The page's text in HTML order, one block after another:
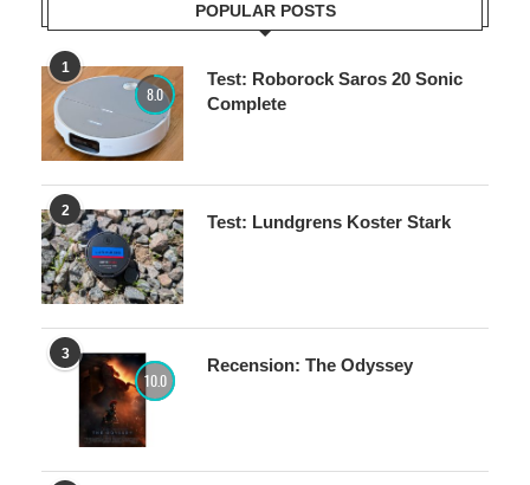
POPULAR POSTS
1
8.0
Test: Roborock Saros 20 Sonic
Complete
2
Test: Lundgrens Koster Stark
3
10.0
Recension: The Odyssey